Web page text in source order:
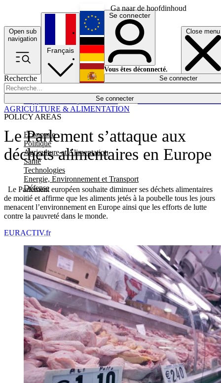
Ga naar de hoofdinhoud
Open sub
navigation
Close menu
Recherche
Se connecter
POLICY AREAS
Economie
Politique
Agriculture et Alimentation
Santé
Technologies
Energie, Environnement et Transport
Défense
Économie
Français
English
Deutsch
Español
Se connecter
Vous êtes déconnecté.
Se connecter
Le Parlement s’attaque aux
déchets alimentaires en Europe
Le Parlement européen souhaite diminuer ses déchets alimentaires
de moitié et affirme que les aliments jetés à la poubelle tous les jours
menacent l’environnement en Europe ainsi que les efforts de lutte
contre la pauvreté dans le monde.
AGRICULTURE & ALIMENTATION
EURACTIV.fr